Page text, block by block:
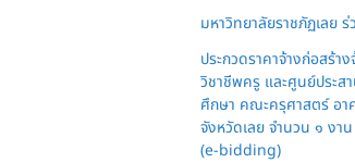
มหาวิทยาลัยราชภัฏเลย
ประกวดราคาจ้างก่อสร้
วิชาชีพครู และศูนย์ประส
ศึกษา คณะครุศาสตร์ อา
จังหวัดเลย จำนวน ๑ งา
(e-bidding)